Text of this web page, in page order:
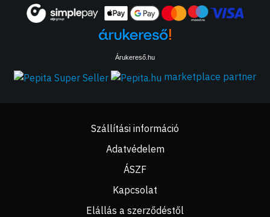
Árukereső.hu
marketplace partner
Szállítási információ
Adatvédelem
ÁSZF
Kapcsolat
Elállás a szerződéstől